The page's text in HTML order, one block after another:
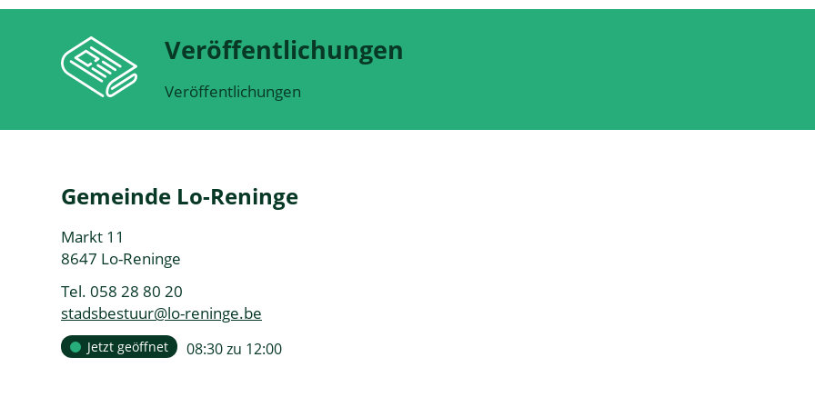
Veröffentlichungen
Veröffentlichungen
Kontakt
Gemeinde Lo-Reninge
Adresse
Markt 11
,8647 Lo-Reninge
Tel. 058 28 80 20
E-
Mail
stadsbestuur@lo-reninge.be
Öffnungszeiten
Heute
Jetzt geöffnet
offen
08:30zu 12:00